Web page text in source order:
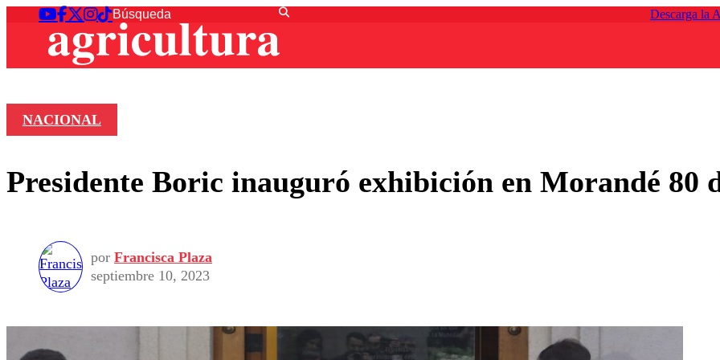
Descarga la
NACIONAL
Presidente Boric inauguró exhibición en Morandé 80
por Francisca Plaza
septiembre 10, 2023